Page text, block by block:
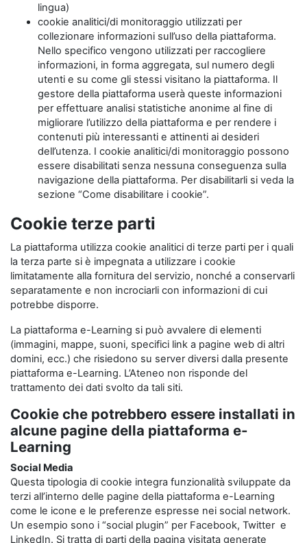
lingua)
cookie analitici/di monitoraggio utilizzati per
collezionare informazioni sull’uso della piattaforma.
Nello specifico vengono utilizzati per raccogliere
informazioni, in forma aggregata, sul numero degli
utenti e su come gli stessi visitano la piattaforma. Il
gestore della piattaforma userà queste informazioni
per effettuare analisi statistiche anonime al fine di
migliorare l’utilizzo della piattaforma e per rendere i
contenuti più interessanti e attinenti ai desideri
dell’utenza. I cookie analitici/di monitoraggio possono
essere disabilitati senza nessuna conseguenza sulla
navigazione della piattaforma. Per disabilitarli si veda la
sezione “Come disabilitare i cookie”.
Cookie terze parti
La piattaforma utilizza cookie analitici di terze parti per i quali
la terza parte si è impegnata a utilizzare i cookie
limitatamente alla fornitura del servizio, nonché a conservarli
separatamente e non incrociarli con informazioni di cui
potrebbe disporre.
La piattaforma e-Learning si può avvalere di elementi
(immagini, mappe, suoni, specifici link a pagine web di altri
domini, ecc.) che risiedono su server diversi dalla presente
piattaforma e-Learning. L’Ateneo non risponde del
trattamento dei dati svolto da tali siti.
Cookie che potrebbero essere installati in
alcune pagine della piattaforma e-
Learning
Social Media
Questa tipologia di cookie integra funzionalità sviluppate da
terzi all’interno delle pagine della piattaforma e-Learning
come le icone e le preferenze espresse nei social network.
Un esempio sono i “social plugin” per Facebook, Twitter e
LinkedIn. Si tratta di parti della pagina visitata generate